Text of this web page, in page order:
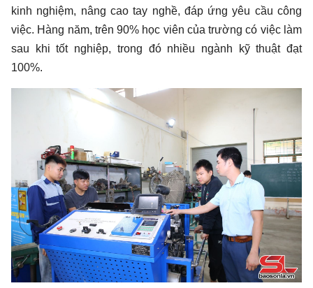
kinh nghiệm, nâng cao tay nghề, đáp ứng yêu cầu công
việc. Hàng năm, trên 90% học viên của trường có việc làm
sau khi tốt nghiệp, trong đó nhiều ngành kỹ thuật đạt
100%.